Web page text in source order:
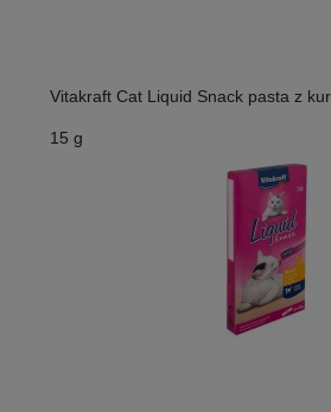
Vitakraft Cat Liquid Snack pasta z
15 g